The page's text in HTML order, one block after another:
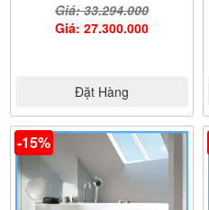
Giá: 33.294.000
Giá: 27.300.000
Đặt Hàng
-15%